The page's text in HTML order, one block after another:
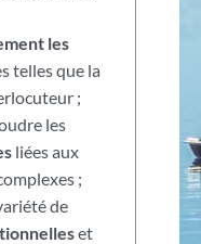
les
telles que la
;
les
liées aux
;
de
et